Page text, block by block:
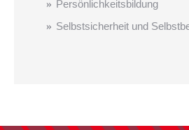
Persönlichkeitsbildung
Selbstsicherheit und